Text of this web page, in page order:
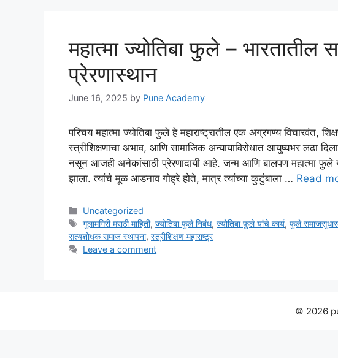
महात्मा ज्योतिबा फुले –
प्रेरणास्थान
June 16, 2025 by Pune Academy
परिचय महात्मा ज्योतिबा फुले हे महाराष्ट्रातील एक अग्रगण्य विचारवंत,
स्त्रीशिक्षणाचा अभाव, आणि सामाजिक अन्यायाविरोधात आयुष्यभर लढा
नसून आजही अनेकांसाठी प्रेरणादायी आहे. जन्म आणि बालपण महात्मा फुले
झाला. त्यांचे मूळ आडनाव गोह्रे होते, मात्र त्यांच्या कुटुंबाला … Read
Categories
Uncategorized
Tags
गुलामगिरी मराठी माहिती,ज्योतिबा फुले निबंध,ज्योतिबा फुले यांचे कार्य,फुले
सत्यशोधक समाज स्थापना, स्त्रीशिक्षण महाराष्ट्र
Leave a comment
© 2026